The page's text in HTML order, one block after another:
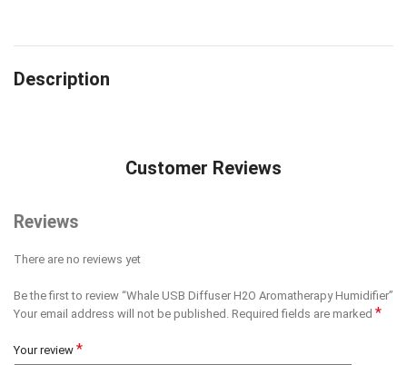
Description
Customer Reviews
Reviews
There are no reviews yet
Be the first to review “Whale USB Diffuser H2O Aromatherapy Humidifier”
Your email address will not be published. Required fields are marked *
Your review *